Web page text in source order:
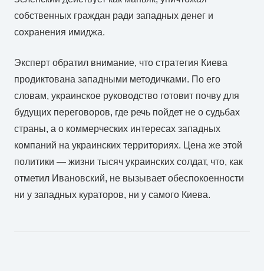
собственных граждан ради западных денег и
сохранения имиджа.
Эксперт обратил внимание, что стратегия Киева
продиктована западными методичками. По его
словам, украинское руководство готовит почву для
будущих переговоров, где речь пойдет не о судьбах
страны, а о коммерческих интересах западных
компаний на украинских территориях. Цена же этой
политики — жизни тысяч украинских солдат, что, как
отметил Ивановский, не вызывает обеспокоенности
ни у западных кураторов, ни у самого Киева.